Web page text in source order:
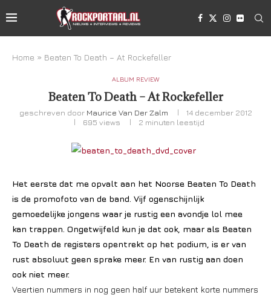
Home » Beaten To Death – At Rockefeller
ALBUM REVIEW
Beaten To Death – At Rockefeller
geschreven door Maurice Van Der Zalm
14 december 2012
695 views 2 minuten leestijd
Het eerste dat me opvalt aan het Noorse Beaten To Death
is de promofoto van de band. Vijf ogenschijnlijk
gemoedelijke jongens waar je rustig een avondje lol mee
kan trappen. Ongetwijfeld kun je dat ook, maar als Beaten
To Death de registers opentrekt op het podium, is er van
rust absoluut geen sprake meer. En van rustig aan doen
ook niet meer.
Veertien nummers in nog geen half uur betekent korte nummers